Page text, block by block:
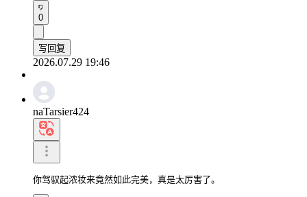
0
写回复
2026.07.29 19:46
naTarsier424
你驾驭起浓妆来竟然如此完美，真是太厉害了。